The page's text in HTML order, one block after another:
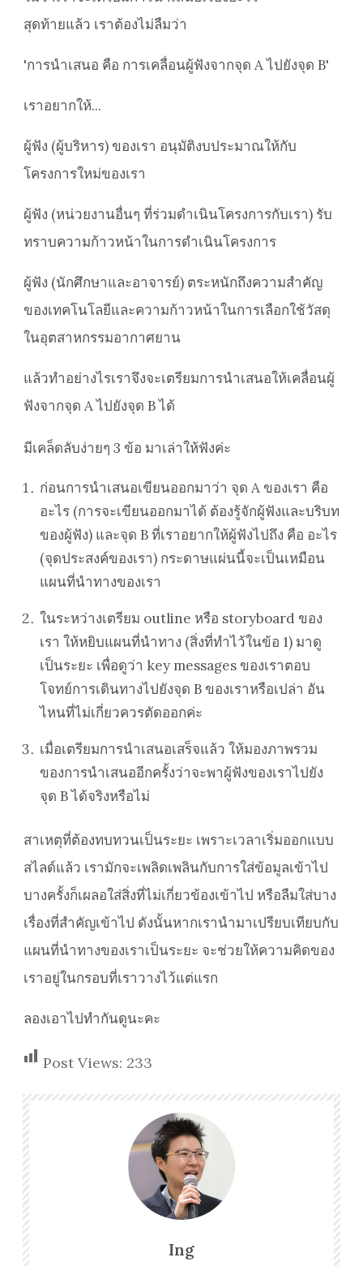
สุดท้ายแล้ว เราต้องไม่ลืมว่า
'การนำเสนอ คือ การเคลื่อนผู้ฟังจากจุด A ไปยังจุด B'
เราอยากให้...
ผู้ฟัง (ผู้บริหาร) ของเรา อนุมัติงบประมาณให้กับ
โครงการใหม่ของเรา
ผู้ฟัง (หน่วยงานอื่นๆ ที่ร่วมดำเนินโครงการกับเรา) รับ
ทราบความก้าวหน้าในการดำเนินโครงการ
ผู้ฟัง (นักศึกษาและอาจารย์) ตระหนักถึงความสำคัญ
ของเทคโนโลยีและความก้าวหน้าในการเลือกใช้วัสดุ
ในอุตสาหกรรมอากาศยาน
แล้วทำอย่างไรเราจึงจะเตรียมการนำเสนอให้เคลื่อนผู้
ฟังจากจุด A ไปยังจุด B ได้
มีเคล็ดลับง่ายๆ 3 ข้อ มาเล่าให้ฟังค่ะ
ก่อนการนำเสนอเขียนออกมาว่า จุด A ของเรา คือ
อะไร (การจะเขียนออกมาได้ ต้องรู้จักผู้ฟังและบริบท
ของผู้ฟัง) และจุด B ที่เราอยากให้ผู้ฟังไปถึง คือ อะไร
(จุดประสงค์ของเรา) กระดาษแผ่นนี้จะเป็นเหมือน
แผนที่นำทางของเรา
ในระหว่างเตรียม outline หรือ storyboard ของ
เรา ให้หยิบแผนที่นำทาง (สิ่งที่ทำไว้ในข้อ 1) มาดู
เป็นระยะ เพื่อดูว่า key messages ของเราตอบ
โจทย์การเดินทางไปยังจุด B ของเราหรือเปล่า อัน
ไหนที่ไม่เกี่ยวควรตัดออกค่ะ
เมื่อเตรียมการนำเสนอเสร็จแล้ว ให้มองภาพรวม
ของการนำเสนออีกครั้งว่าจะพาผู้ฟังของเราไปยัง
จุด B ได้จริงหรือไม่
สาเหตุที่ต้องทบทวนเป็นระยะ เพราะเวลาเริ่มออกแบบ
สไลด์แล้ว เรามักจะเพลิดเพลินกับการใส่ข้อมูลเข้าไป
บางครั้งก็เผลอใส่สิ่งที่ไม่เกี่ยวข้องเข้าไป หรือลืมใส่บาง
เรื่องที่สำคัญเข้าไป ดังนั้นหากเรานำมาเปรียบเทียบกับ
แผนที่นำทางของเราเป็นระยะ จะช่วยให้ความคิดของ
เราอยู่ในกรอบที่เราวางไว้แต่แรก
ลองเอาไปทำกันดูนะคะ
Post Views: 233
Ing